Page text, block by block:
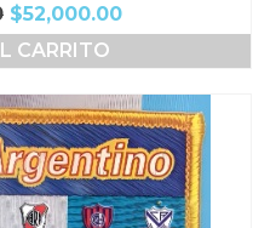
El
precio
original
$70,000.00.
$52,000.00El
precio
$52,000.00.
CARRITO